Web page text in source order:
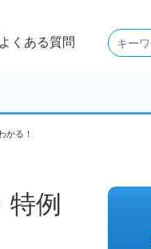
よくある質問
かる！
例